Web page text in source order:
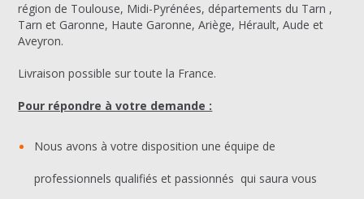
région de Toulouse, Midi-Pyrénées, départements du Tarn ,
Tarn et Garonne, Haute Garonne, Ariège, Hérault, Aude et
Aveyron.
Livraison possible sur toute la France.
Pour répondre à votre demande :
Nous avons à votre disposition une équipe de
professionnels qualifiés et passionnés qui saura vous